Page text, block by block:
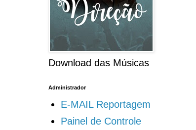
Download das Músicas
Administrador
E-MAIL Reportagem
Painel de Controle